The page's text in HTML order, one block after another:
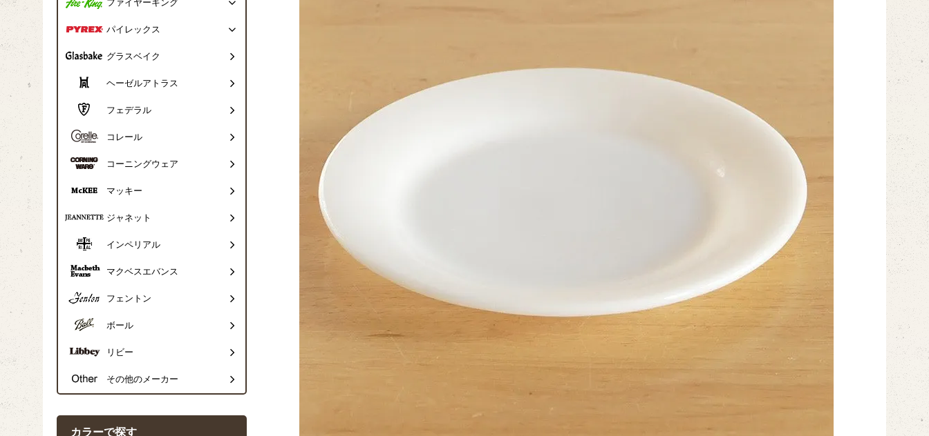
ファイヤーキング
パイレックス
グラスベイク
ヘーゼルアトラス
フェデラル
コレール
コーニングウェア
マッキー
ジャネット
インペリアル
マクベスエバンス
フェントン
ボール
リビー
その他のメーカー
カラーで探す